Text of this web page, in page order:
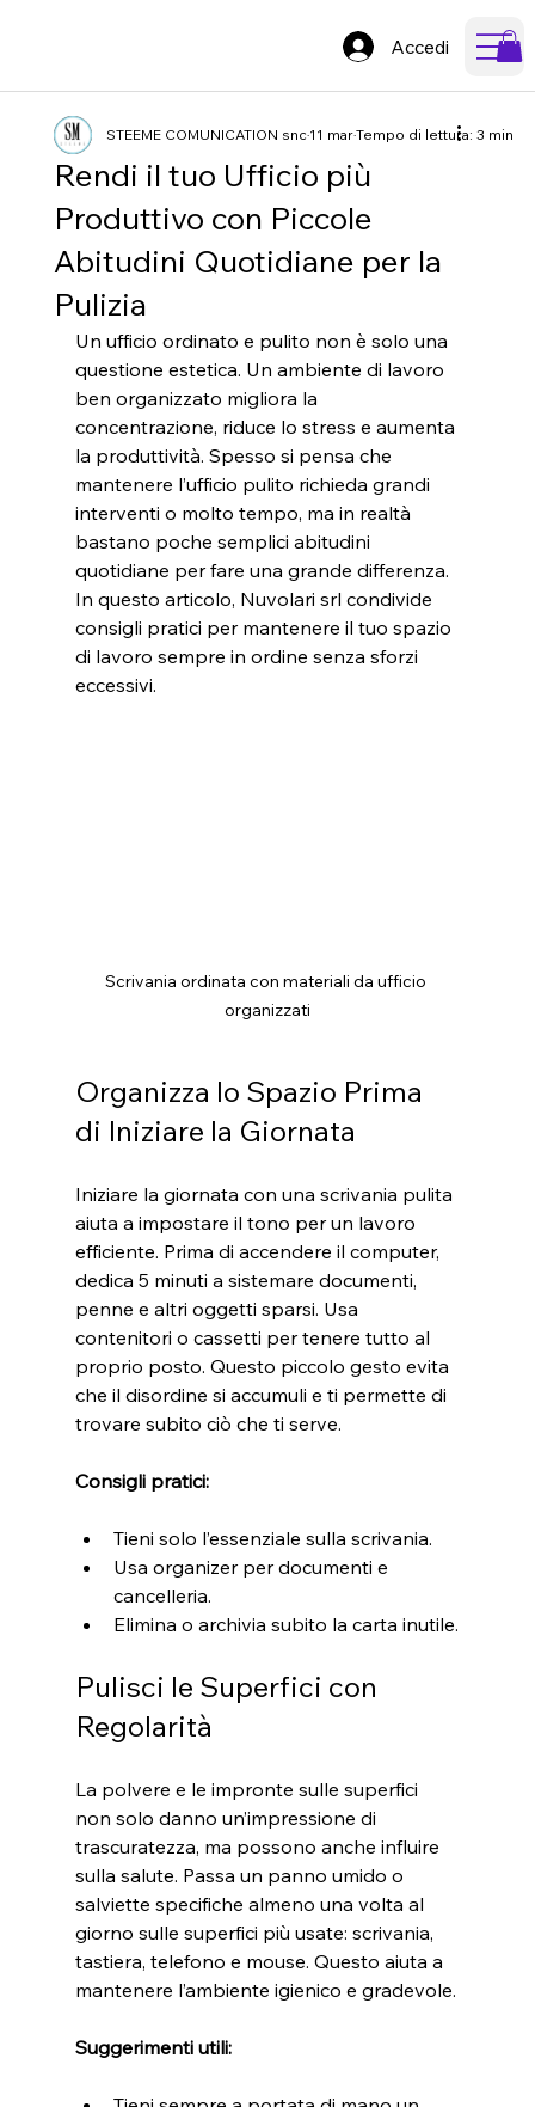
Accedi
Rendi il tuo Ufficio più
Produttivo con Piccole
Abitudini Quotidiane per la
Pulizia
STEEME COMUNICATION snc11 marTempo di lettura: 3 min
Un ufficio ordinato e pulito non è solo una
questione estetica. Un ambiente di lavoro
ben organizzato migliora la
concentrazione, riduce lo stress e aumenta
la produttività. Spesso si pensa che
mantenere l’ufficio pulito richieda grandi
interventi o molto tempo, ma in realtà
bastano poche semplici abitudini
quotidiane per fare una grande differenza.
In questo articolo, Nuvolari srl condivide
consigli pratici per mantenere il tuo spazio
di lavoro sempre in ordine senza sforzi
eccessivi.
Scrivania ordinata con materiali da ufficio
organizzati
Organizza lo Spazio Prima
di Iniziare la Giornata
Iniziare la giornata con una scrivania pulita
aiuta a impostare il tono per un lavoro
efficiente. Prima di accendere il computer,
dedica 5 minuti a sistemare documenti,
penne e altri oggetti sparsi. Usa
contenitori o cassetti per tenere tutto al
proprio posto. Questo piccolo gesto evita
che il disordine si accumuli e ti permette di
trovare subito ciò che ti serve.
Consigli pratici:
Tieni solo l’essenziale sulla scrivania.
Usa organizer per documenti e
cancelleria.
Elimina o archivia subito la carta inutile.
Pulisci le Superfici con
Regolarità
La polvere e le impronte sulle superfici
non solo danno un’impressione di
trascuratezza, ma possono anche influire
sulla salute. Passa un panno umido o
salviette specifiche almeno una volta al
giorno sulle superfici più usate: scrivania,
tastiera, telefono e mouse. Questo aiuta a
mantenere l’ambiente igienico e gradevole.
Suggerimenti utili: